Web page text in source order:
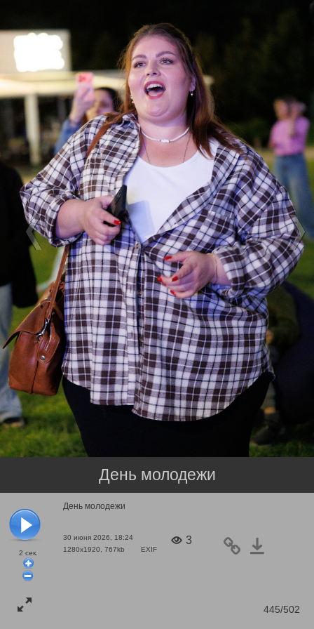
2 сек.
День молодежи
30 июня 2026, 18:24
1280x1920, 767kb
EXIF
3
445/502
День молодежи